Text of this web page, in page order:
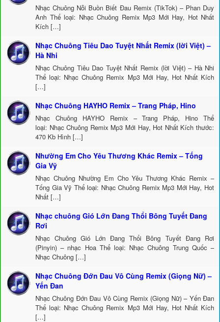
Nhạc Chuông Nỗi Buồn Biết Đau Remix (TikTok) – Phan Duy
Anh Thể loại: Nhạc Chuông Remix Mp3 Mới Hay, Hot Nhất
Kích […]
Nhạc Chuông Tiêu Dao Tuyệt Nhất Remix (lời Việt) –
Hà Nhi
Nhạc Chuông Tiêu Dao Tuyệt Nhất Remix (lời Việt) – Hà Nhi
Thể loại: Nhạc Chuông Remix Mp3 Mới Hay, Hot Nhất Kích
[…]
Nhạc Chuông HAYHO Remix – Trang Pháp, Hino
Nhạc Chuông HAYHO Remix – Trang Pháp, Hino Thể
loại: Nhạc Chuông Remix Mp3 Mới Hay, Hot Nhất Kích thước:
470 Kb Hình […]
Nhường Em Cho Yêu Thương Khác Remix – Tống
Gia Vỹ
Nhạc Chuông Nhường Em Cho Yêu Thương Khác Remix –
Tống Gia Vỹ Thể loại: Nhạc Chuông Remix Mp3 Mới Hay, Hot
Nhất […]
Nhạc chuông Gió Lớn Đang Thổi Bông Tuyết Đang
Rơi
Nhạc Chuông Gió Lớn Đang Thổi Bông Tuyết Đang Rơi
(Pinyin) – nhạc Hoa Thể loại: Nhạc Chuông Trung Quốc –
Nhạc Chuông […]
Nhạc Chuông Đớn Đau Vô Cùng Remix (Giọng Nữ) –
Yến Đan
Nhạc Chuông Đớn Đau Vô Cùng Remix (Giọng Nữ) – Yến Đan
Thể loại: Nhạc Chuông Remix Mp3 Mới Hay, Hot Nhất Kích
[…]